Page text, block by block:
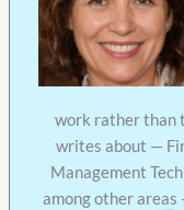
work rather than
writes about —
Management
among other